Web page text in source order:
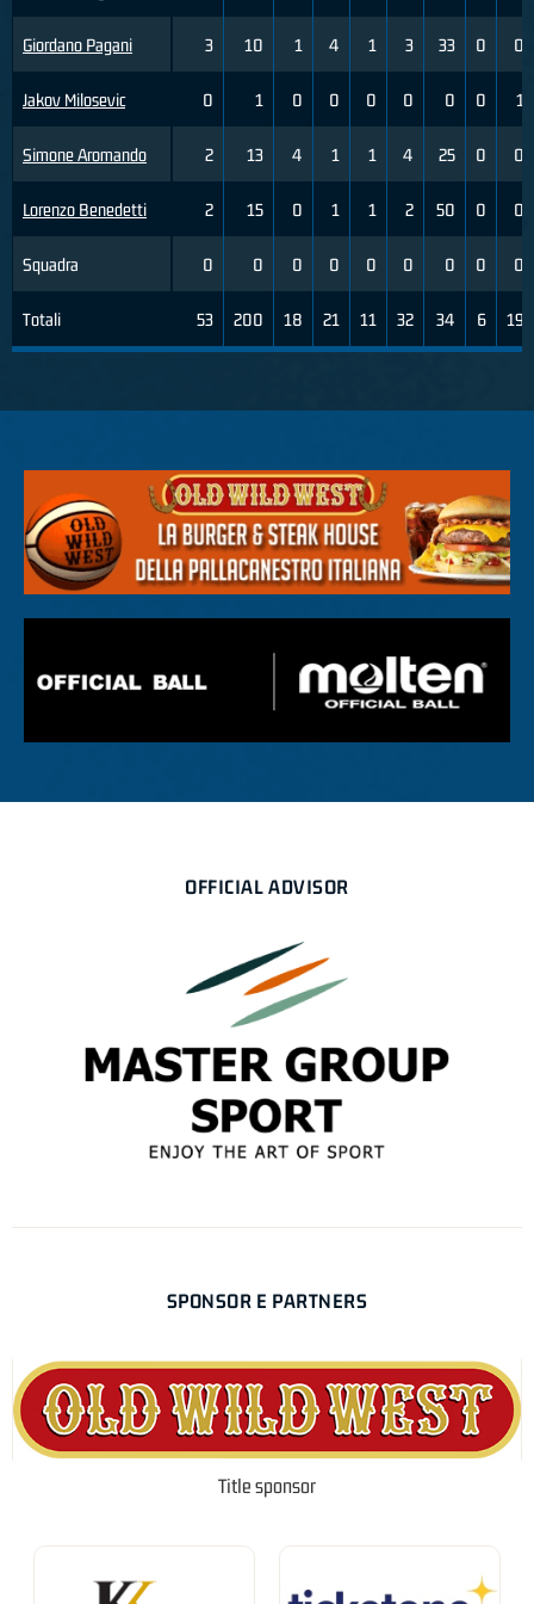
Giordano Pagani
Jakov Milosevic
Simone Aromando
Lorenzo Benedetti
Squadra
Totali
3 10 1 4 1 3 33 0 0
0 1 0 0 0 0 0 0 1
2 13 4 1 1 4 25 0 0
2 15 0 1 1 2 50 0 0
0 0 0 0 0 0 0 0 0
53 200 18 21 11 32 34 6 19
OFFICIAL ADVISOR
SPONSOR E PARTNERS
Title sponsor